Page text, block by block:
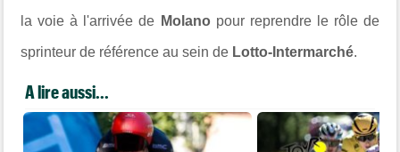
la voie à l'arrivée de Molano pour reprendre le rôle de
sprinteur de référence au sein de Lotto-Intermarché.
A lire aussi...